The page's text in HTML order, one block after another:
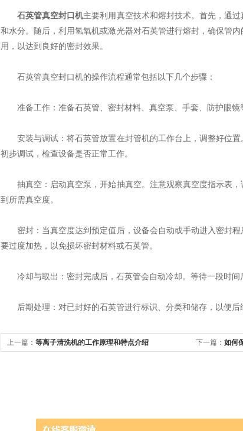
石英管真空封口机主要利用真空技术和熔封技术。首先，通
和水分。随后，利用氢氧机或激光器对石英管进行熔封，确保管
用，以达到良好的密封效果。
石英管真空封口机的操作流程通常包括以下几个步骤：
准备工作：准备石英管、密封材料、真空泵、手套、防护眼镜
安装与调试：将石英管放置在封管机的工作台上，调整好位置
初步调试，检查设备是否正常工作。
抽真空：启动真空泵，开始抽真空。注意观察真空度指示表，
到所需真空度。
密封：当真空度达到预定值后，设备会自动或手动进入密封程
要过度加热，以免损坏密封材料或石英管。
冷却与取出：密封完成后，石英管会自动冷却。等待一段时间
后期处理：对已封好的石英管进行标识、分类和储存，以便后
上一篇： 等离子清洗机的工作原理和特点介绍 下一篇： 如何